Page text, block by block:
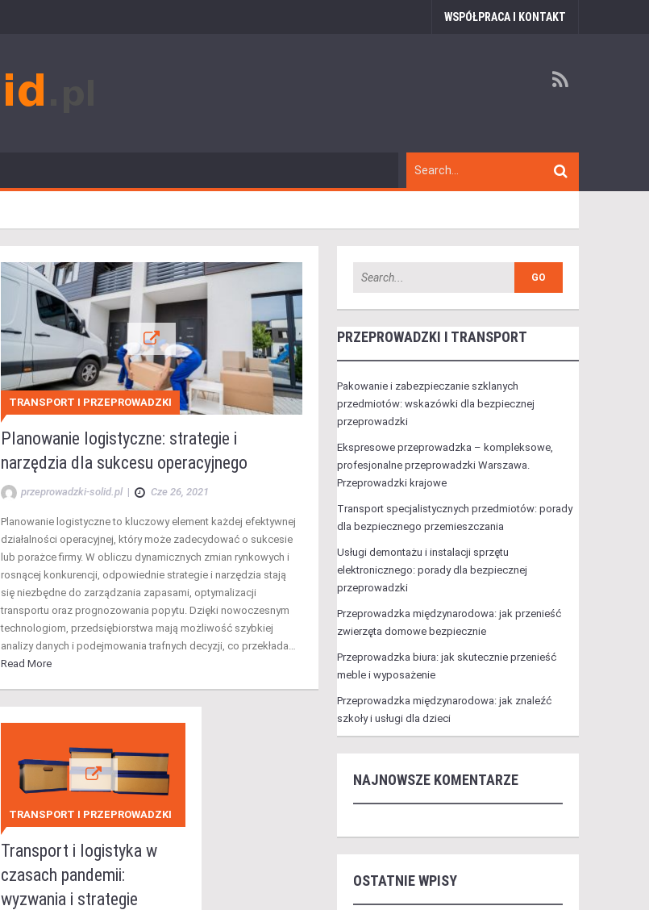
WSPÓŁPRACA I KONTAKT
TRANSPORT I PRZEPROWADZKI
Planowanie logistyczne: strategie i
narzędzia dla sukcesu operacyjnego
przeprowadzki-solid.pl | Cze 26, 2021
Planowanie logistyczne to kluczowy element każdej efektywnej
działalności operacyjnej, który może zadecydować o sukcesie
lub porażce firmy. W obliczu dynamicznych zmian rynkowych i
rosnącej konkurencji, odpowiednie strategie i narzędzia stają
się niezbędne do zarządzania zapasami, optymalizacji
transportu oraz prognozowania popytu. Dzięki nowoczesnym
technologiom, przedsiębiorstwa mają możliwość szybkiej
analizy danych i podejmowania trafnych decyzji, co przekłada…
Read More
TRANSPORT I PRZEPROWADZKI
Transport i logistyka w
czasach pandemii:
wyzwania i strategie
PRZEPROWADZKI I TRANSPORT
Pakowanie i zabezpieczanie szklanych
przedmiotów: wskazówki dla bezpiecznej
przeprowadzki
Ekspresowe przeprowadzka – kompleksowe,
profesjonalne przeprowadzki Warszawa.
Przeprowadzki krajowe
Transport specjalistycznych przedmiotów: porady
dla bezpiecznego przemieszczania
Usługi demontażu i instalacji sprzętu
elektronicznego: porady dla bezpiecznej
przeprowadzki
Przeprowadzka międzynarodowa: jak przenieść
zwierzęta domowe bezpiecznie
Przeprowadzka biura: jak skutecznie przenieść
meble i wyposażenie
Przeprowadzka międzynarodowa: jak znaleźć
szkoły i usługi dla dzieci
NAJNOWSZE KOMENTARZE
OSTATNIE WPISY